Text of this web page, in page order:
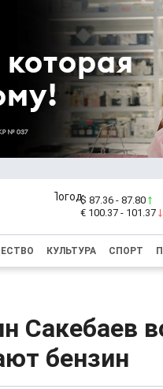
$ 87.36 - 87.80
€ 100.37 - 101.37
КУЛЬТУРА СПОРТ
Сакебаев
бензин